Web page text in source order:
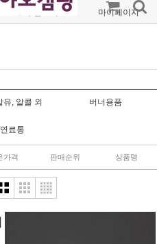
주문조회 마이페이지
유, 알콜 외 버너용품
료통
가격 판매순위 상품명